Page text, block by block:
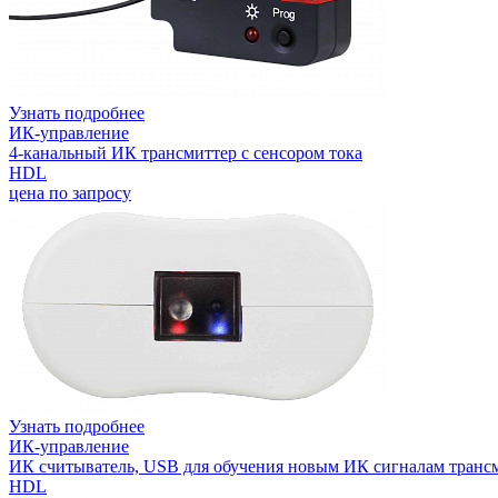
Узнать подробнее
ИК-управление
4-канальный ИК трансмиттер с сенсором тока
HDL
цена по запросу
Узнать подробнее
ИК-управление
ИК считыватель, USB для обучения новым ИК сигналам
HDL